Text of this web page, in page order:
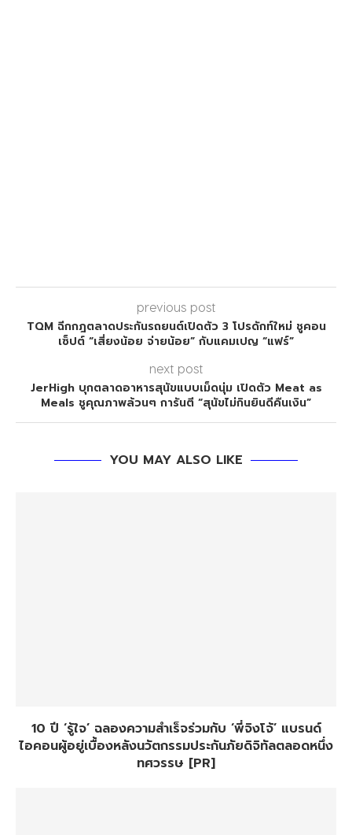
previous post
TQM ฉีกกฎตลาดประกันรถยนต์เปิดตัว 3 โปรดักท์ใหม่ ชูคอน
เซ็ปต์ “เสี่ยงน้อย จ่ายน้อย” กับแคมเปญ “แฟร์”
next post
JerHigh บุกตลาดอาหารสุนัขแบบเม็ดนุ่ม เปิดตัว Meat as
Meals ชูคุณภาพล้วนๆ การันตี “สุนัขไม่กินยินดีคืนเงิน”
YOU MAY ALSO LIKE
10 ปี ‘รู้ใจ’ ฉลองความสำเร็จร่วมกับ ‘พี่จิงโจ้’ แบรนด์
ไอคอนผู้อยู่เบื้องหลังนวัตกรรมประกันภัยดิจิทัลตลอดหนึ่ง
ทศวรรษ [PR]